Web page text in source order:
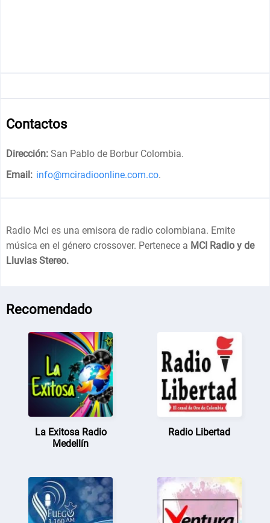
Contactos
Dirección: San Pablo de Borbur Colombia.
Email: info@mciradioonline.com.co.
Radio Mci es una emisora de radio colombiana. Emite
música en el género crossover. Pertenece a MCI Radio y de
Lluvias Stereo.
Recomendado
La Exitosa Radio
Medellín
Radio Libertad